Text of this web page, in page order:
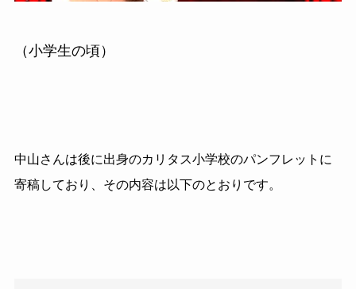
（小学生の頃）
中山さんは後に出身のカリタス小学校のパンフレットに
寄稿しており、その内容は以下のとおりです。